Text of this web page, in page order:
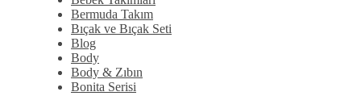
Bermuda Takım
Bıçak ve Bıçak Seti
Blog
Body
Body & Zıbın
Bonita Serisi